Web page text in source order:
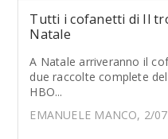
Tutti i cofanetti di Il
Natale
A Natale arriveranno il
due raccolte complete
HBO...
EMANUELE MANCO, 2/